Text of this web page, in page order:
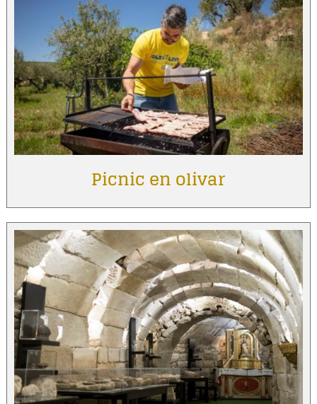
Picnic en olivar